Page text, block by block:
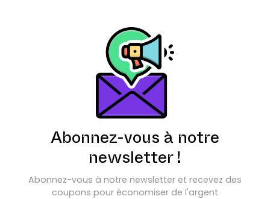
Abonnez-vous à notre
newsletter !
Abonnez-vous à notre newsletter et recevez des
coupons pour économiser de l'argent